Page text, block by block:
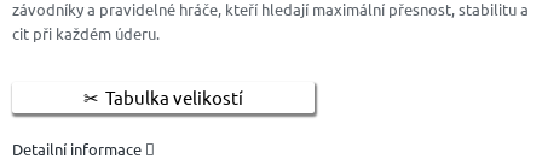
závodníky a pravidelné hráče, kteří hledají maximální přesnost, stabilitu a
cit při každém úderu.
Tabulka velikostí
Detailní informace